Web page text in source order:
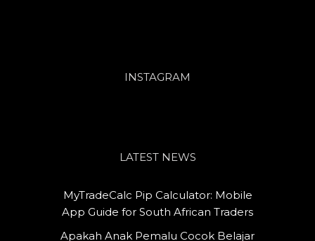
INSTAGRAM
LATEST NEWS
MyTradeCalc Pip Calculator: Mobile
App Guide for South African Traders
Apakah Anak Pemalu Cocok Belajar